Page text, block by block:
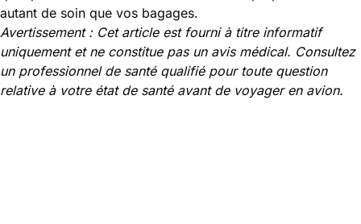
autant de soin que vos bagages.
Avertissement : Cet article est fourni à titre informatif
uniquement et ne constitue pas un avis médical. Consultez
un professionnel de santé qualifié pour toute question
relative à votre état de santé avant de voyager en avion.